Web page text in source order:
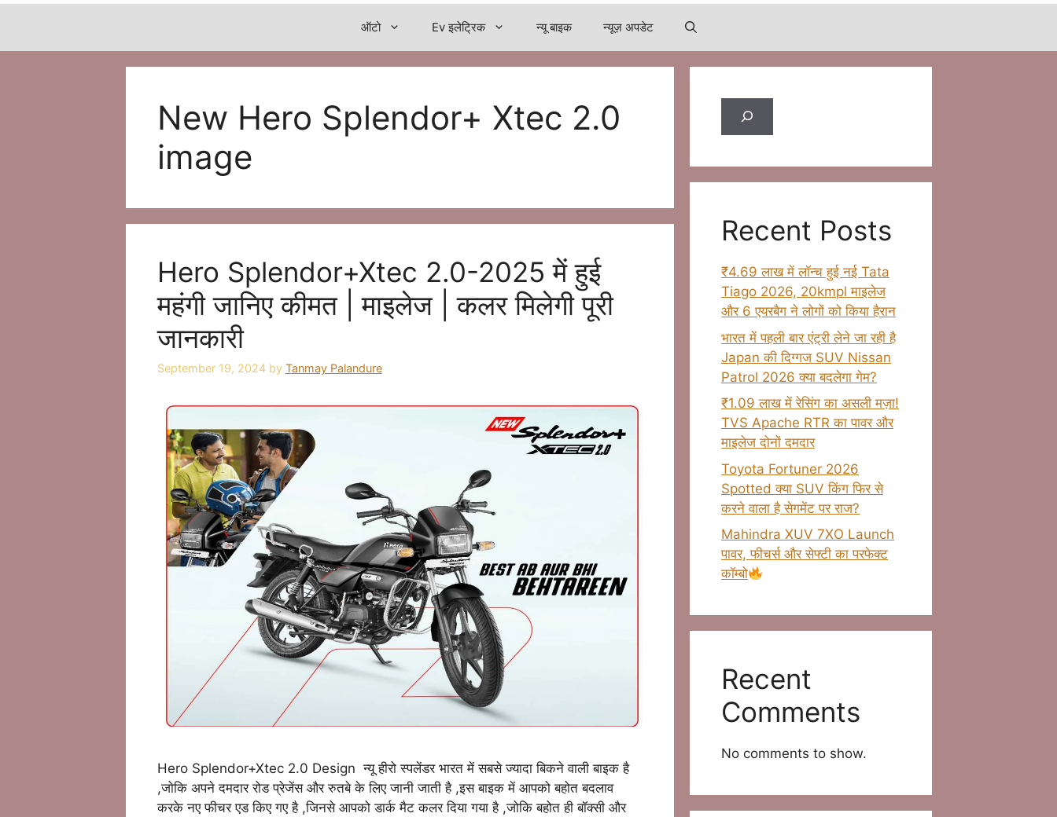
ऑटो Ev इलेट्रिक न्यू बाइक न्यूज़ अपडेट
New Hero Splendor+ Xtec 2.0
image
Hero Splendor+Xtec 2.0-2025 में हुई
महंगी जानिए कीमत | माइलेज | कलर मिलेगी पूरी
जानकारी
September 19, 2024 by Tanmay Palandure
Hero Splendor+Xtec 2.0 Design न्यू हीरो स्पलेंडर भारत में सबसे ज्यादा बिकने वाली बाइक है
,जोकि अपने दमदार रोड प्रेजेंस और रुतबे के लिए जानी जाती है ,इस बाइक में आपको बहोत बदलाव
करके नए फीचर एड किए गए है ,जिनसे आपको डार्क मैट कलर दिया गया है ,जोकि बहोत ही बॉक्सी और
Search
Recent Posts
₹4.69 लाख में लॉन्च हुई नई Tata
Tiago 2026, 20kmpl माइलेज
और 6 एयरबैग ने लोगों को किया हैरान
भारत में पहली बार एंट्री लेने जा रही है
Japan की दिग्गज SUV Nissan
Patrol 2026 क्या बदलेगा गेम?
₹1.09 लाख में रेसिंग का असली मज़ा!
TVS Apache RTR का पावर और
माइलेज दोनों दमदार
Toyota Fortuner 2026
Spotted क्या SUV किंग फिर से
करने वाला है सेगमेंट पर राज?
Mahindra XUV 7XO Launch
पावर, फीचर्स और सेफ्टी का परफेक्ट
कॉम्बो
Recent
Comments
No comments to show.